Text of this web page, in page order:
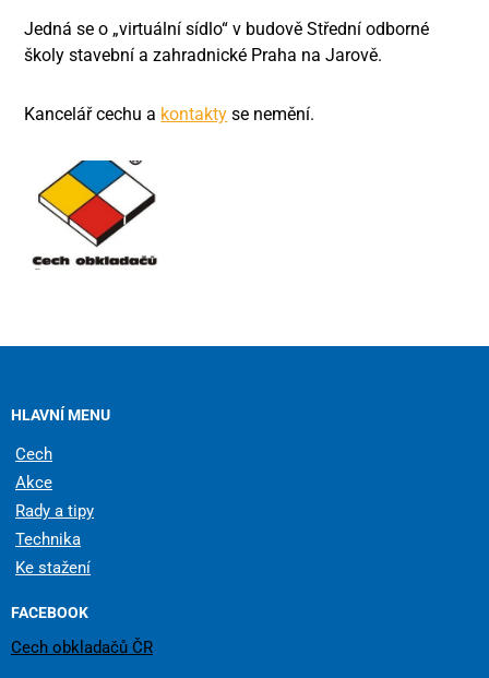
Jedná se o „virtuální sídlo“ v budově Střední odborné
školy stavební a zahradnické Praha na Jarově.
Kancelář cechu a kontakty se nemění.
HLAVNÍ MENU
Cech
Akce
Rady a tipy
Technika
Ke stažení
FACEBOOK
Cech obkladačů ČR